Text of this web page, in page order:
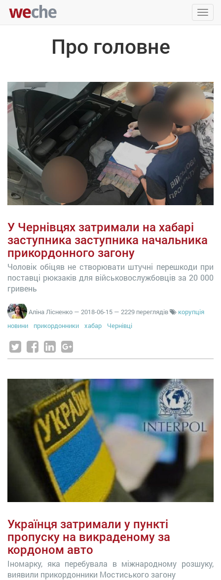
Про головне
У Чернівцях затримали на хабарі
заступника заступника начальника
прикордонного загону
Чоловік обіцяв не створювати штучні перешкоди при
поставці рюкзаків для військовослужбовців за 20 000
гривень
Аліна Лісненко — 2018-06-15 — 2229 переглядів
корупція
новини
прикордонники хабар Чернівці
Українця затримали у пункті
пропуску на викраденому за
кордоном авто
Іномарку, яка перебувала в міжнародному розшуку,
виявили прикордонники Мостиського загону